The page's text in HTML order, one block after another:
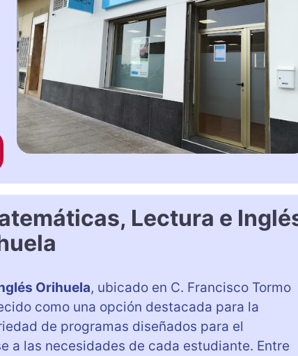
Lectura e
Orihuela, ubicado en C. Francisco Tormo
como una opción destacada para la
de programas diseñados para el
a las necesidades de cada estudiante. Entre